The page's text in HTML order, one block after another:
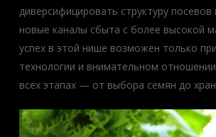
диверсифицировать структуру посевов
новые каналы сбыта с более высокой
успех в этой нише возможен только
технологии и внимательном отношении
всех этапах — от выбора семян до